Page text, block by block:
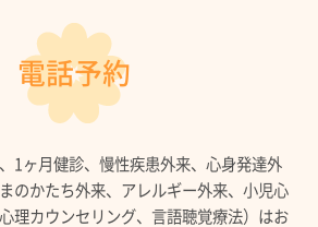
電話予約
1ヶ月健診、慢性疾患外来、心身発達外
のかたち外来、アレルギー外来、小児心
理カウンセリング、言語聴覚療法）はお